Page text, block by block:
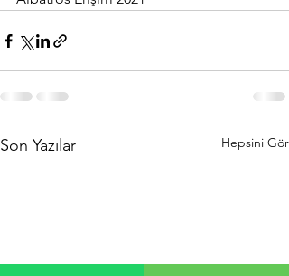
Son Yazılar Hepsini Gör